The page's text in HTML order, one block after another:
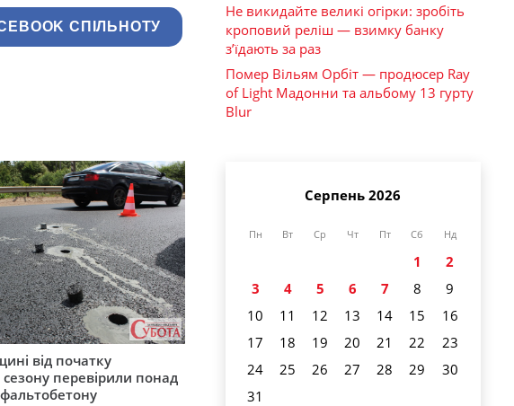
СПІЛЬНОТУ
від початку
сезону перевірили понад
Не викидайте великі огірки: зробіть
кроповий реліш — взимку банку
з’їдають за раз
Помер Вільям Орбіт — продюсер Ray
of Light Мадонни та альбому 13 гурту
Blur
Серпень 2026
Пн Вт Ср Чт Пт Сб Нд
1
2
3
4 5 6 7 8
9
10
11 12 13 14 15
16
17
18 19 20 21 22
23
24
25 26 27 28 29
30
31